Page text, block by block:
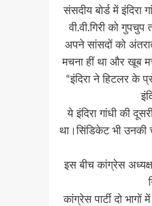
संसदीय बोर्ड में इंदिरा
वी.वी.गिरी को
अपने सांसदों को
मचना हीं था और खूब
“इंदिरा ने हिटलर के
ये इंदिरा गांधी की
था।सिंडिकेट भी उनकी
इस बीच कांग्रेस
कांग्रेस पार्टी दो